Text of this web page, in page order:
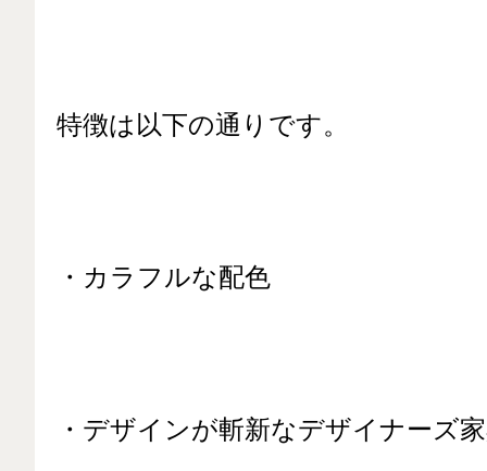
特徴は以下の通りです。
・カラフルな配色
・デザインが斬新なデザイナーズ